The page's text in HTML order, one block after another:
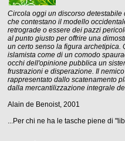
Circola oggi un discorso
che contestano il modello
retrograde o essere dei pazzi
al punto giusto per offrire una
un certo senso la figura archetipica.
islamista come di un comodo
occhi dell'opinione pubblica un
frustrazioni e disperazione. Il
rappresentato dallo scatenamento
dalla mercantilizzazione integrale
Alain de Benoist, 2001
...Per chi ne ha le tasche piene di